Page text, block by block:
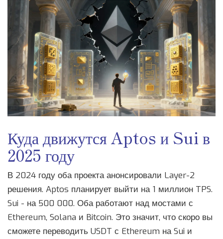
Куда движутся Aptos и Sui в
2025 году
В 2024 году оба проекта анонсировали Layer-2
решения. Aptos планирует выйти на 1 миллион TPS.
Sui - на 500 000. Оба работают над мостами с
Ethereum, Solana и Bitcoin. Это значит, что скоро вы
сможете переводить USDT с Ethereum на Sui и